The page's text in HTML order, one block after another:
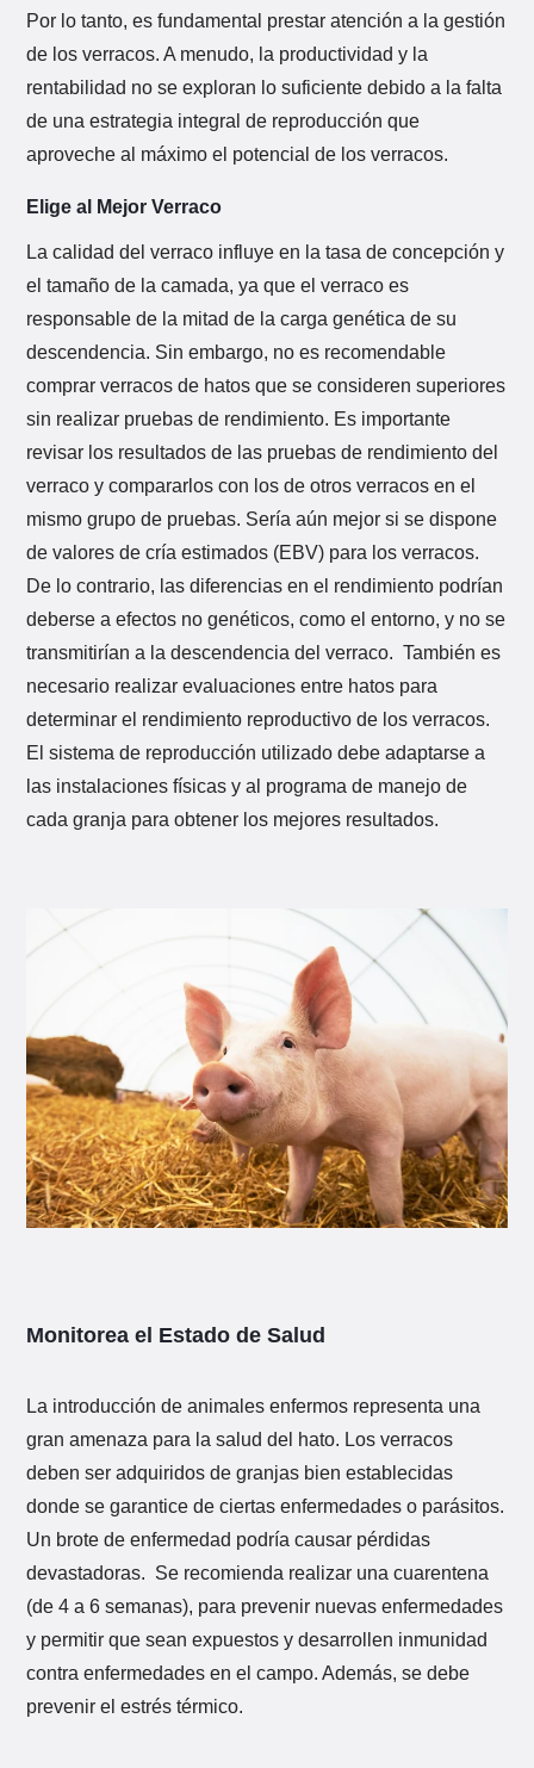
Por lo tanto, es fundamental prestar atención a la gestión
de los verracos. A menudo, la productividad y la
rentabilidad no se exploran lo suficiente debido a la falta
de una estrategia integral de reproducción que
aproveche al máximo el potencial de los verracos.
Elige al Mejor Verraco
La calidad del verraco influye en la tasa de concepción y
el tamaño de la camada, ya que el verraco es
responsable de la mitad de la carga genética de su
descendencia. Sin embargo, no es recomendable
comprar verracos de hatos que se consideren superiores
sin realizar pruebas de rendimiento. Es importante
revisar los resultados de las pruebas de rendimiento del
verraco y compararlos con los de otros verracos en el
mismo grupo de pruebas. Sería aún mejor si se dispone
de valores de cría estimados (EBV) para los verracos.
De lo contrario, las diferencias en el rendimiento podrían
deberse a efectos no genéticos, como el entorno, y no se
transmitirían a la descendencia del verraco. También es
necesario realizar evaluaciones entre hatos para
determinar el rendimiento reproductivo de los verracos.
El sistema de reproducción utilizado debe adaptarse a
las instalaciones físicas y al programa de manejo de
cada granja para obtener los mejores resultados.
Monitorea el Estado de Salud
La introducción de animales enfermos representa una
gran amenaza para la salud del hato. Los verracos
deben ser adquiridos de granjas bien establecidas
donde se garantice de ciertas enfermedades o parásitos.
Un brote de enfermedad podría causar pérdidas
devastadoras. Se recomienda realizar una cuarentena
(de 4 a 6 semanas), para prevenir nuevas enfermedades
y permitir que sean expuestos y desarrollen inmunidad
contra enfermedades en el campo. Además, se debe
prevenir el estrés térmico.